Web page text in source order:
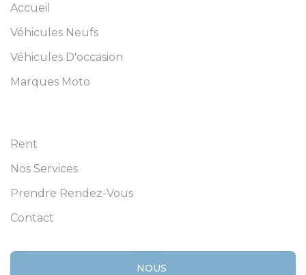
Accueil
Véhicules Neufs
Véhicules D'occasion
Marques Moto
Rent
Nos Services
Prendre Rendez-Vous
Contact
NOUS